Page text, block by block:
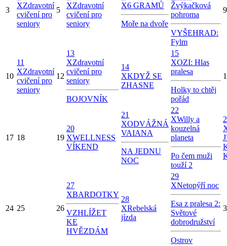
3
XZdravotní
cvičení pro
seniory
5
XZdravotní
cvičení pro
seniory
X6 GRAMŮ
Moře na dvoře
Žvýkačková
pohroma
VYŠEHRAD:
Fylm
9
10
11
XZdravotní
cvičení pro
seniory
12
13
XZdravotní
cvičení pro
seniory
BOJOVNÍK
14
XKDYŽ SE
ZHASNE
15
XOZI: Hlas
pralesa
Holky to chtěj
pořád
17 18 19
20
XWELLNESS
VÍKEND
21
XODVÁŽNÁ
VAIANA
NA JEDNU
NOC
22
XWilly a
kouzelná
planeta
Po čem muži
touží 2
24 25 26
27
XBARDOTKY
VZHLÍŽET
KE
HVĚZDÁM
28
XRebelská
jízda
29
XNetopýří noc
Esa z pralesa 2:
Světové
dobrodružství
Ostrov